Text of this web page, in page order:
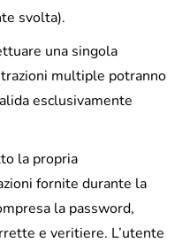
svolta).
una singola
multiple potranno
esclusivamente
la propria
fornite durante la
la password,
e veritiere. L’utente